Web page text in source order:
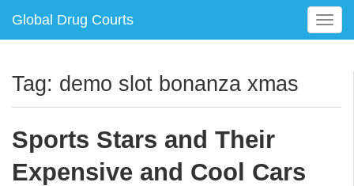
Global Drug Courts
T
o
e
Tag: demo slot bonanza xmas
Sports Stars and Their
Expensive and Cool Cars